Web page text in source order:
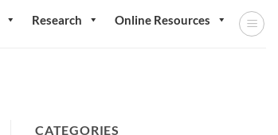
Research Online Resources
CATEGORIES